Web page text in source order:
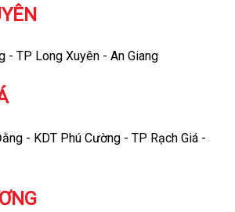
- TP Long Xuyên - An Giang
- KDT Phú Cường - TP Rạch Giá -